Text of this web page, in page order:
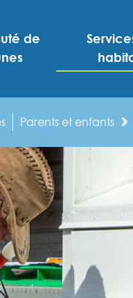
de
Parents et enfants